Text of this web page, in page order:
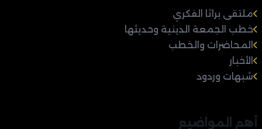
ملتقى براثا الفكري
خطب الجمعة الدينية وحديثها
المحاضرات والخطب
الأخبار
شبهات وردود
أهم المواضيع